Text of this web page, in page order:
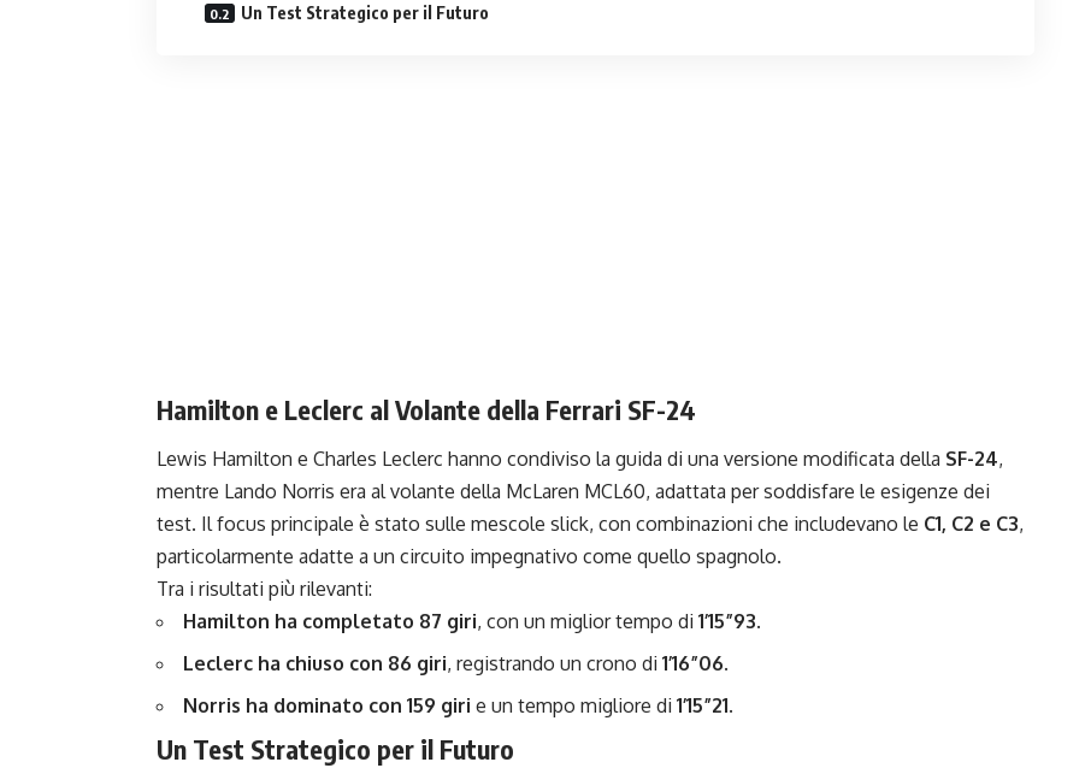
Un Test Strategico per il Futuro
Hamilton e Leclerc al Volante della Ferrari SF-24
Lewis Hamilton e Charles Leclerc hanno condiviso la guida di una versione modificata della SF-24,
mentre Lando Norris era al volante della McLaren MCL60, adattata per soddisfare le esigenze dei
test. Il focus principale è stato sulle mescole slick, con combinazioni che includevano le C1, C2 e C3,
particolarmente adatte a un circuito impegnativo come quello spagnolo.
Tra i risultati più rilevanti:
Hamilton ha completato 87 giri, con un miglior tempo di 1’15”93.
Leclerc ha chiuso con 86 giri, registrando un crono di 1’16”06.
Norris ha dominato con 159 giri e un tempo migliore di 1’15”21.
Un Test Strategico per il Futuro